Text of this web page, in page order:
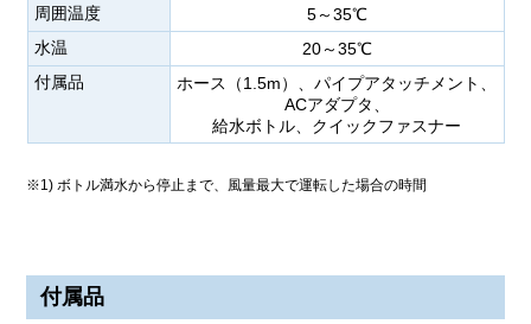
周囲温度
5～35℃
水温
20～35℃
付属品
ホース（1.5m）、パイプアタッチメント、
ACアダプタ、
給水ボトル、クイックファスナー
※1) ボトル満水から停止まで、風量最大で運転した場合の時間
付属品